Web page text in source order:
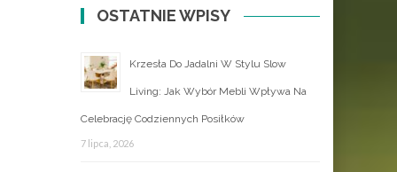
OSTATNIE WPISY
Krzesła Do Jadalni W Stylu Slow
Living: Jak Wybór Mebli Wpływa Na
Celebrację Codziennych Posiłków
7 lipca, 2026